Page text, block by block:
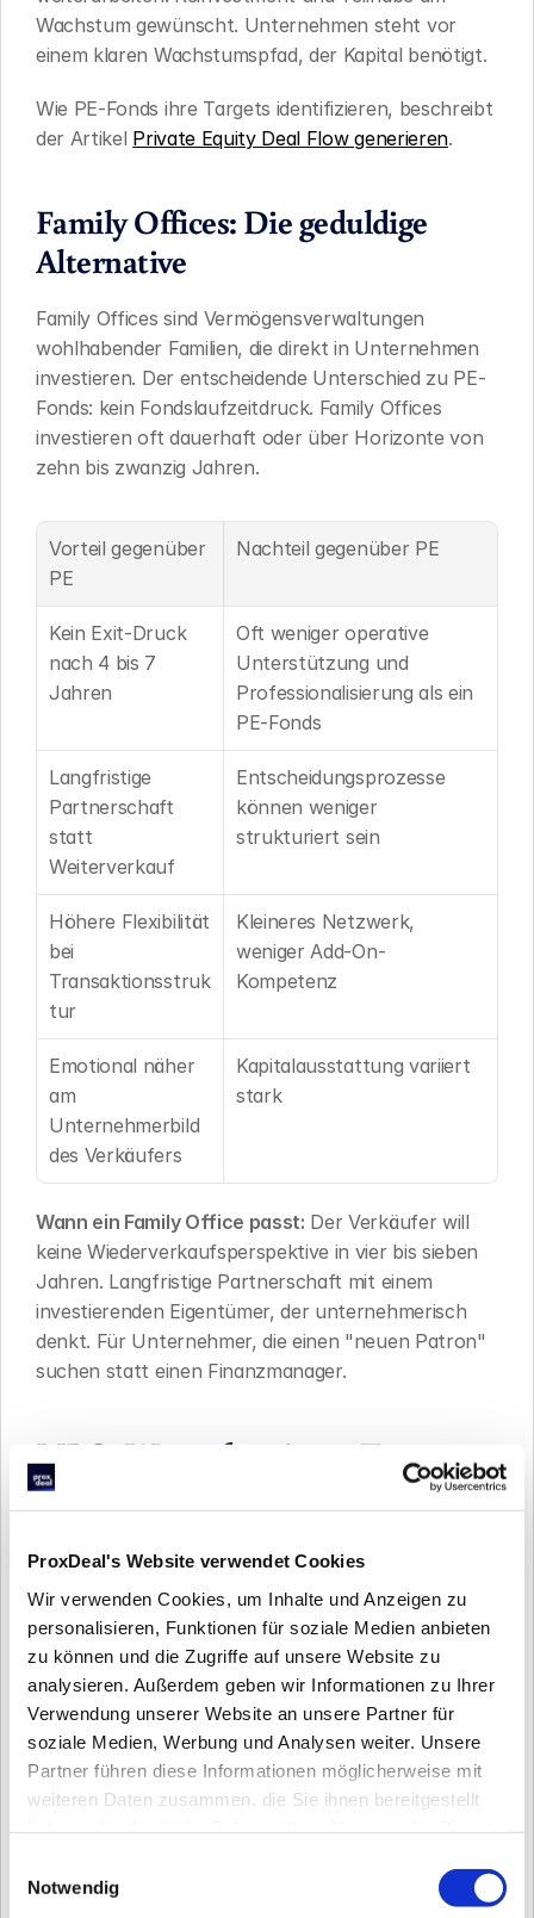
ProxDeal's Website verwendet Cookies
Wir verwenden Cookies, um Inhalte und Anzeigen zu
personalisieren, Funktionen für soziale Medien anbieten
zu können und die Zugriffe auf unsere Website zu
analysieren. Außerdem geben wir Informationen zu Ihrer
Verwendung unserer Website an unsere Partner für
soziale Medien, Werbung und Analysen weiter. Unsere
Partner führen diese Informationen möglicherweise mit
weiteren Daten zusammen, die Sie ihnen bereitgestellt
Notwendig
Wachstum gewünscht. Unternehmen steht vor
einem klaren Wachstumspfad, der Kapital benötigt.
Wie PE-Fonds ihre Targets identifizieren, beschreibt
der Artikel Private Equity Deal Flow generieren.
Family Offices: Die geduldige
Alternative
Family Offices sind Vermögensverwaltungen
wohlhabender Familien, die direkt in Unternehmen
investieren. Der entscheidende Unterschied zu PE-
Fonds: kein Fondslaufzeitdruck. Family Offices
investieren oft dauerhaft oder über Horizonte von
zehn bis zwanzig Jahren.
Vorteil gegenüber
PE
Nachteil gegenüber PE
Kein Exit-Druck
nach 4 bis 7
Jahren
Oft weniger operative
Unterstützung und
Professionalisierung als ein
PE-Fonds
Langfristige
Partnerschaft
statt
Weiterverkauf
Entscheidungsprozesse
können weniger
strukturiert sein
Höhere Flexibilität
bei
Transaktionsstruk
tur
Kleineres Netzwerk,
weniger Add-On-
Kompetenz
Emotional näher
am
Unternehmerbild
des Verkäufers
Kapitalausstattung variiert
stark
Wann ein Family Office passt: Der Verkäufer will
keine Wiederverkaufsperspektive in vier bis sieben
Jahren. Langfristige Partnerschaft mit einem
investierenden Eigentümer, der unternehmerisch
denkt. Für Unternehmer, die einen "neuen Patron"
suchen statt einen Finanzmanager.
MBO: Wenn das eigene Team
übernimmt
Beim Management Buyout übernimmt das
mit Unterstützung eines PE-Fonds oder einer
Beteiligungsgesellschaft, die das notwendige
Eigenkapital bereitstellt.
MBOs sind im DACH-Mittelstand eine unterschätzte
Option, besonders in Nachfolgesituationen ohne
Familiennachfolger. Der größte Vorteil: maximale
Kontinuität bei maximaler Diskretion. Kein externer
verunsichert.